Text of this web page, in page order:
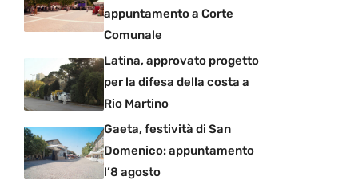
appuntamento a Corte
Comunale
Latina, approvato progetto
per la difesa della costa a
Rio Martino
Gaeta, festività di San
Domenico: appuntamento
l’8 agosto